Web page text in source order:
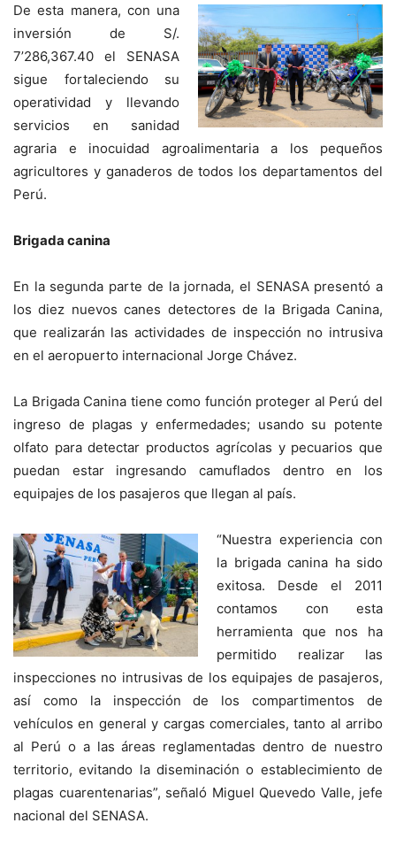
De esta manera, con una
inversión de S/.
7’286,367.40 el SENASA
sigue fortaleciendo su
operatividad y llevando
servicios en sanidad
agraria e inocuidad agroalimentaria a los pequeños
agricultores y ganaderos de todos los departamentos del
Perú.
Brigada canina
En la segunda parte de la jornada, el SENASA presentó a
los diez nuevos canes detectores de la Brigada Canina,
que realizarán las actividades de inspección no intrusiva
en el aeropuerto internacional Jorge Chávez.
La Brigada Canina tiene como función proteger al Perú del
ingreso de plagas y enfermedades; usando su potente
olfato para detectar productos agrícolas y pecuarios que
puedan estar ingresando camuflados dentro en los
equipajes de los pasajeros que llegan al país.
“Nuestra experiencia con
la brigada canina ha sido
exitosa. Desde el 2011
contamos con esta
herramienta que nos ha
permitido realizar las
inspecciones no intrusivas de los equipajes de pasajeros,
así como la inspección de los compartimentos de
vehículos en general y cargas comerciales, tanto al arribo
al Perú o a las áreas reglamentadas dentro de nuestro
territorio, evitando la diseminación o establecimiento de
plagas cuarentenarias”, señaló Miguel Quevedo Valle, jefe
nacional del SENASA.